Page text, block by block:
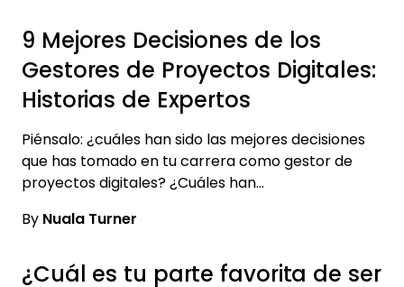
9 Mejores Decisiones de los
Gestores de Proyectos Digitales:
Historias de Expertos
Piénsalo: ¿cuáles han sido las mejores decisiones
que has tomado en tu carrera como gestor de
proyectos digitales? ¿Cuáles han…
By Nuala Turner
¿Cuál es tu parte favorita de ser